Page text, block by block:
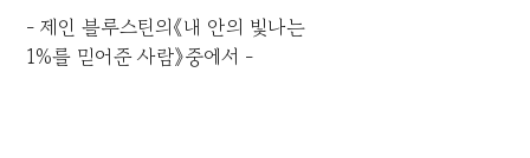
- 제인 블루스틴의《내 안의 빛나는
1%를 믿어준 사람》중에서 -